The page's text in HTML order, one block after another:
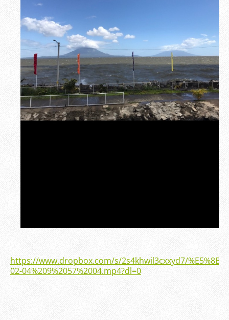
https://www.dropbox.com/s/2s4khwil3cxxyd7/
02-04%209%2057%2004.mp4?dl=0